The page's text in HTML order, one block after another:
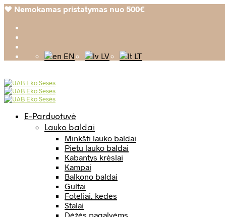
❤️ Nemokamas pristatymas nuo 500€
EN LV LT
E-Parduotuvė
Lauko baldai
Minkšti lauko baldai
Pietų lauko baldai
Kabantys krėslai
Kampai
Balkono baldai
Gultai
Foteliai, kėdės
Stalai
Dėžės pagalvėms